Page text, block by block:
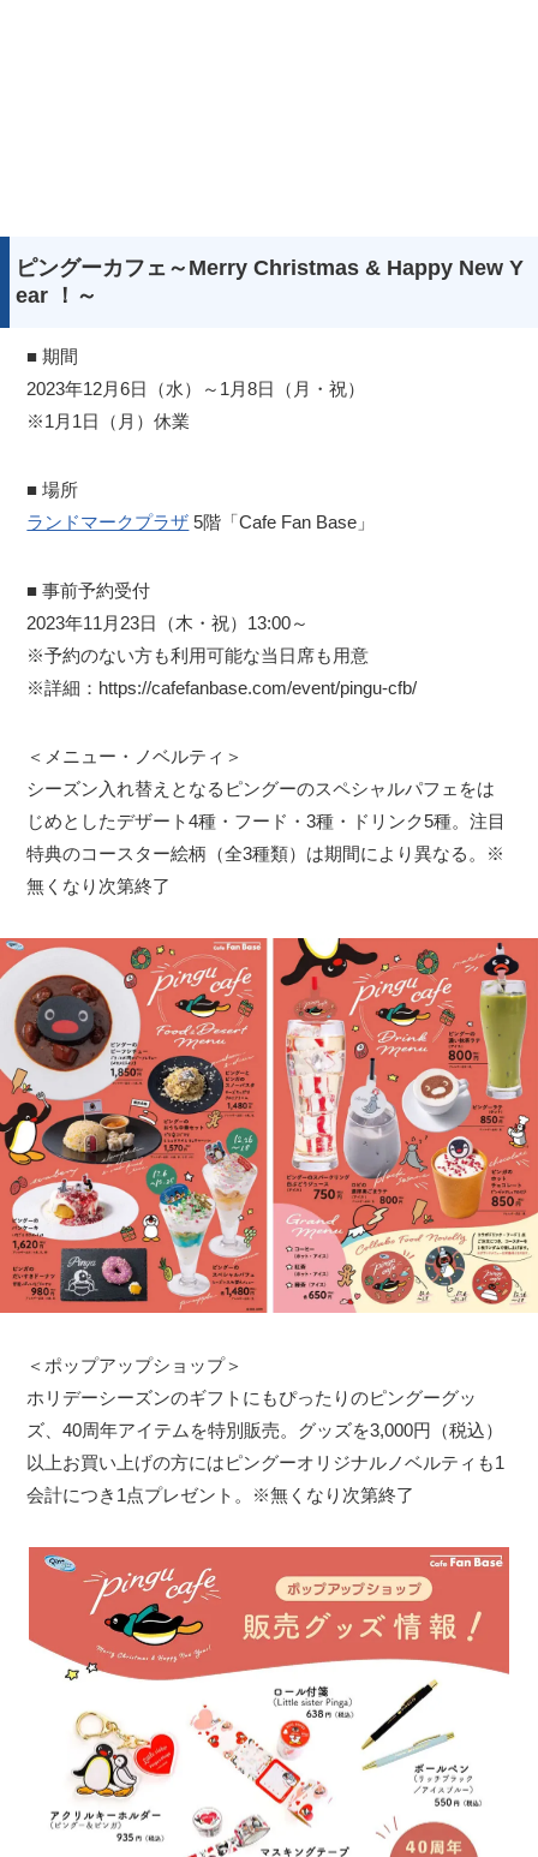
ピングーカフェ～Merry Christmas & Happy New Y
ear ！～
■ 期間
2023年12月6日（水）～1月8日（月・祝）
※1月1日（月）休業
■ 場所
ランドマークプラザ 5階「Cafe Fan Base」
■ 事前予約受付
2023年11月23日（木・祝）13:00～
※予約のない方も利用可能な当日席も用意
※詳細：https://cafefanbase.com/event/pingu-cfb/
＜メニュー・ノベルティ＞
シーズン入れ替えとなるピングーのスペシャルパフェをは
じめとしたデザート4種・フード・3種・ドリンク5種。注目
特典のコースター絵柄（全3種類）は期間により異なる。※
無くなり次第終了
＜ポップアップショップ＞
ホリデーシーズンのギフトにもぴったりのピングーグッ
ズ、40周年アイテムを特別販売。グッズを3,000円（税込）
以上お買い上げの方にはピングーオリジナルノベルティも1
会計につき1点プレゼント。※無くなり次第終了